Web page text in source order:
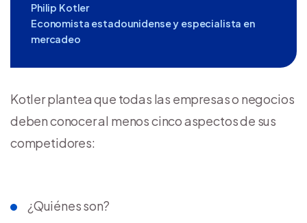
Philip Kotler
Economista estadounidense y especialista en
mercadeo
Kotler plantea que todas las empresas o negocios
deben conocer al menos cinco aspectos de sus
competidores:
¿Quiénes son?